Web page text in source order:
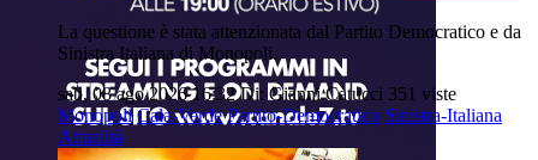
La questione è stata attenzionata dal Partito Democratico e da
Sinistra Italiana di Monopoli.
sab, 08 ago 2026 16:32 Di: Gianni Catucci 351 viste
Monopoli Cala-Verde Partito-Democratico Sinistra-Italiana
Attualità